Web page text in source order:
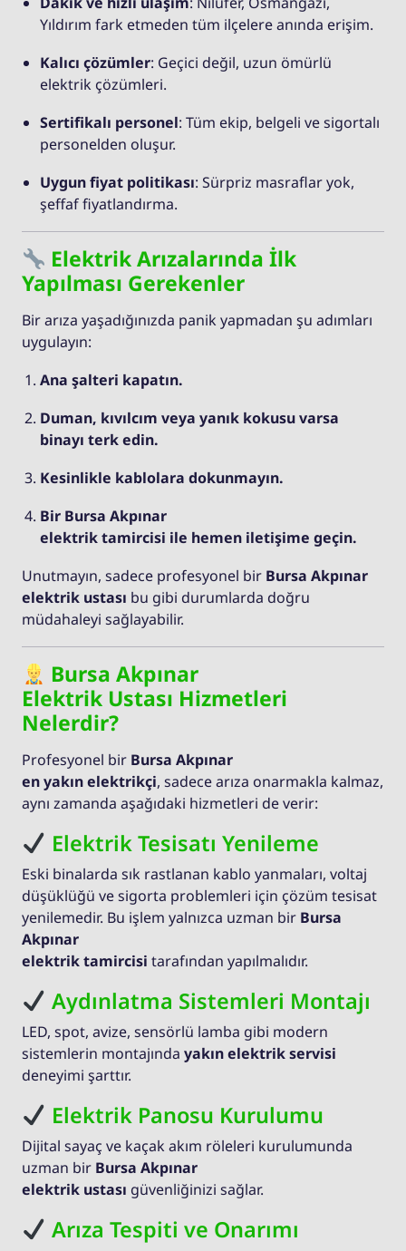
Yıldırım fark etmeden tüm ilçelere anında erişim.
Kalıcı çözümler: Geçici değil, uzun ömürlü
elektrik çözümleri.
Sertifikalı personel: Tüm ekip, belgeli ve sigortalı
personelden oluşur.
Uygun fiyat politikası: Sürpriz masraflar yok,
şeffaf fiyatlandırma.
Elektrik Arızalarında İlk
Yapılması Gerekenler
Bir arıza yaşadığınızda panik yapmadan şu adımları
uygulayın:
Ana şalteri kapatın.
Duman, kıvılcım veya yanık kokusu varsa
binayı terk edin.
Kesinlikle kablolara dokunmayın.
Bir Bursa Akpınar
elektrik tamircisi ile hemen iletişime geçin.
Unutmayın, sadece profesyonel bir Bursa Akpınar
elektrik ustası bu gibi durumlarda doğru
müdahaleyi sağlayabilir.
Bursa Akpınar
Elektrik Ustası Hizmetleri
Nelerdir?
Profesyonel bir Bursa Akpınar
en yakın elektrikçi, sadece arıza onarmakla kalmaz,
aynı zamanda aşağıdaki hizmetleri de verir:
Elektrik Tesisatı Yenileme
Eski binalarda sık rastlanan kablo yanmaları, voltaj
düşüklüğü ve sigorta problemleri için çözüm tesisat
yenilemedir. Bu işlem yalnızca uzman bir Bursa
Akpınar
elektrik tamircisi tarafından yapılmalıdır.
Aydınlatma Sistemleri Montajı
LED, spot, avize, sensörlü lamba gibi modern
sistemlerin montajında yakın elektrik servisi
deneyimi şarttır.
Elektrik Panosu Kurulumu
Dijital sayaç ve kaçak akım röleleri kurulumunda
uzman bir Bursa Akpınar
elektrik ustası güvenliğinizi sağlar.
Arıza Tespiti ve Onarımı